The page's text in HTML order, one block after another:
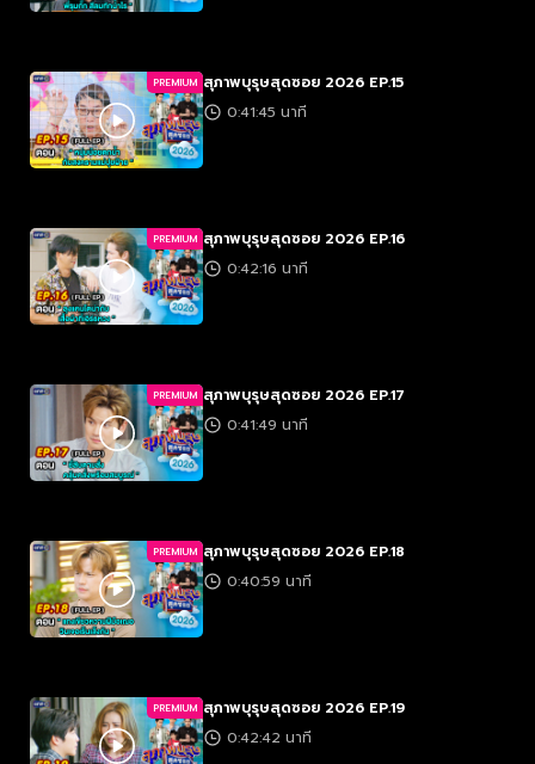
PREMIUM สุภาพบุรุษสุดซอย 2026 EP.15
0:41:45 นาที
PREMIUM สุภาพบุรุษสุดซอย 2026 EP.16
0:42:16 นาที
PREMIUM สุภาพบุรุษสุดซอย 2026 EP.17
0:41:49 นาที
PREMIUM สุภาพบุรุษสุดซอย 2026 EP.18
0:40:59 นาที
PREMIUM สุภาพบุรุษสุดซอย 2026 EP.19
0:42:42 นาที